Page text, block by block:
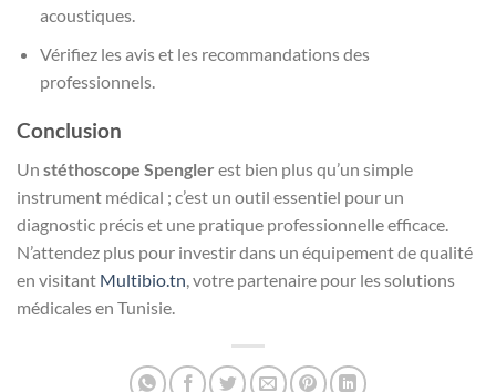
acoustiques.
Vérifiez les avis et les recommandations des
professionnels.
Conclusion
Un stéthoscope Spengler est bien plus qu’un simple
instrument médical ; c’est un outil essentiel pour un
diagnostic précis et une pratique professionnelle efficace.
N’attendez plus pour investir dans un équipement de qualité
en visitant Multibio.tn, votre partenaire pour les solutions
médicales en Tunisie.